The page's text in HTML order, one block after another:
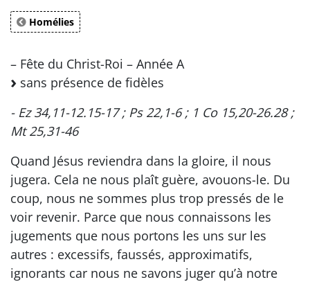
Homélies
– Fête du Christ-Roi – Année A
sans présence de fidèles
- Ez 34,11-12.15-17 ; Ps 22,1-6 ; 1 Co 15,20-26.28 ;
Mt 25,31-46
Quand Jésus reviendra dans la gloire, il nous
jugera. Cela ne nous plaît guère, avouons-le. Du
coup, nous ne sommes plus trop pressés de le
voir revenir. Parce que nous connaissons les
jugements que nous portons les uns sur les
autres : excessifs, faussés, approximatifs,
ignorants car nous ne savons juger qu’à notre